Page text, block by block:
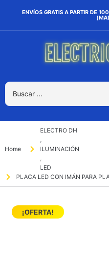
ENVÍOS GRATIS A PARTIR DE
Home
ELECTRO DH
,
ILUMINACIÓN
,
LED
PLACA LED CON IMÁN PARA
¡OFERTA!